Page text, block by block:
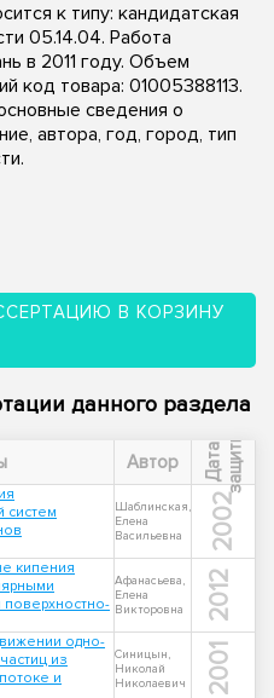
к типу: кандидатская
05.14.04. Работа
в 2011 году. Объем
код товара: 01005388113.
сведения о
автора, год, город, тип
В КОРЗИНУ
данного раздела
Автор Д
а
т
а
з
а
щ
и
т ы
систем
Шаблинская,
Елена
Васильевна
2002
кипения
поверхностно-
Афанасьева,
Елена
Викторовна
2012
одно-
из
и
Синицын,
Николай
Николаевич
2001